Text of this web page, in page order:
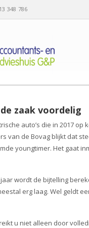
348 786
zaak voordelig
auto’s die in 2017 op
van de Bovag blijkt dat
youngtimer. Het gaat
jaar wordt de bijtelling
erg laag. Wel geldt
u niet alleen door